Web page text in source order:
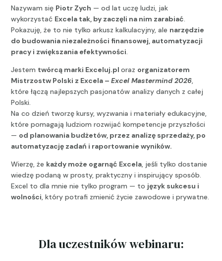
Nazywam się Piotr Zych — od lat uczę ludzi, jak
wykorzystać Excela tak, by zaczęli na nim zarabiać.
Pokazuję, że to nie tylko arkusz kalkulacyjny, ale narzędzie
do budowania niezależności finansowej, automatyzacji
pracy i zwiększania efektywności.
Jestem twórcą marki Exceluj.ploraz organizatorem
Mistrzostw Polski z Excela –Excel Mastermind 2026,
które łączą najlepszych pasjonatów analizy danych z całej
Polski.
Na co dzień tworzę kursy, wyzwania i materiały edukacyjne,
które pomagają ludziom rozwijać kompetencje przyszłości
— od planowania budżetów, przez analizę sprzedaży, po
automatyzację zadań i raportowanie wyników.
Wierzę, że każdy może ogarnąć Excela, jeśli tylko dostanie
wiedzę podaną w prosty, praktyczny i inspirujący sposób.
Excel to dla mnie nie tylko program — to język sukcesu i
wolności, który potrafi zmienić życie zawodowe i prywatne.
Dla uczestników webinaru: